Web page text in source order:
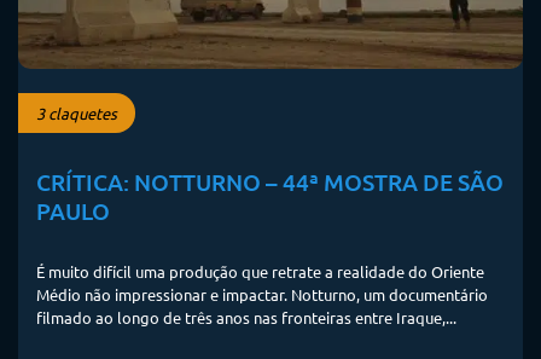
3 claquetes
CRÍTICA: NOTTURNO – 44ª MOSTRA DE SÃO
PAULO
É muito difícil uma produção que retrate a realidade do Oriente
Médio não impressionar e impactar. Notturno, um documentário
filmado ao longo de três anos nas fronteiras entre Iraque,...